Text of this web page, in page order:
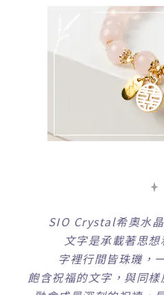
SIO Crystal希奧水
文字是承載著思想
字裡行間皆珠璣，
飽含祝福的文字，與同